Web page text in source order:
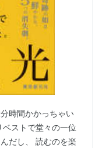
時間かかっちゃい
ストで堂々の一位
だし、 読むのを楽